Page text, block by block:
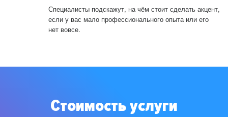
Специалисты подскажут, на чём стоит сделать акцент,
если у вас мало профессионального опыта или его
нет вовсе.
Стоимость услуги